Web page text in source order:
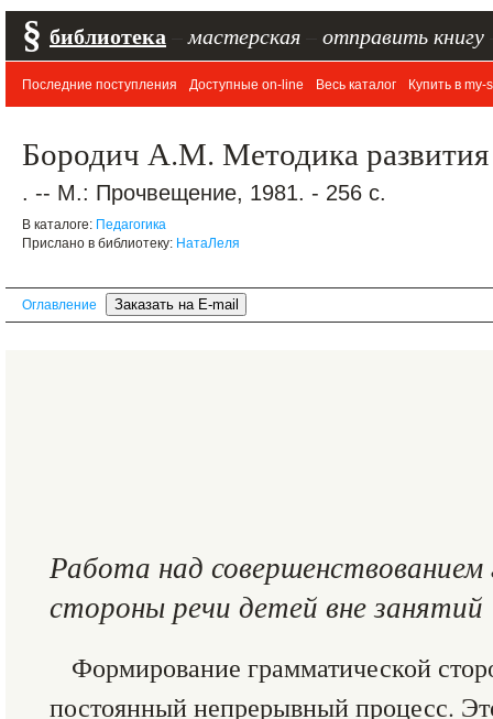
§ библиотека мастерская отправить книгу
Последние поступления Доступные on-line Весь каталог Купить в my-
Бородич А.М. Методика развития
. -- М.: Прочвещение, 1981. - 256 с.
В каталоге: Педагогика
Прислано в библиотеку: НатаЛеля
Оглавление
Работа над
стороны речи детей вне занятий
Формирование грамматической
постоянный непрерывный процесс.